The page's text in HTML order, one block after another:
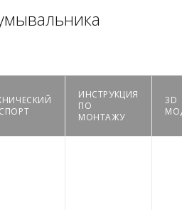
ИНСТРУКЦИЯ
ПО
МОНТАЖУ
3D